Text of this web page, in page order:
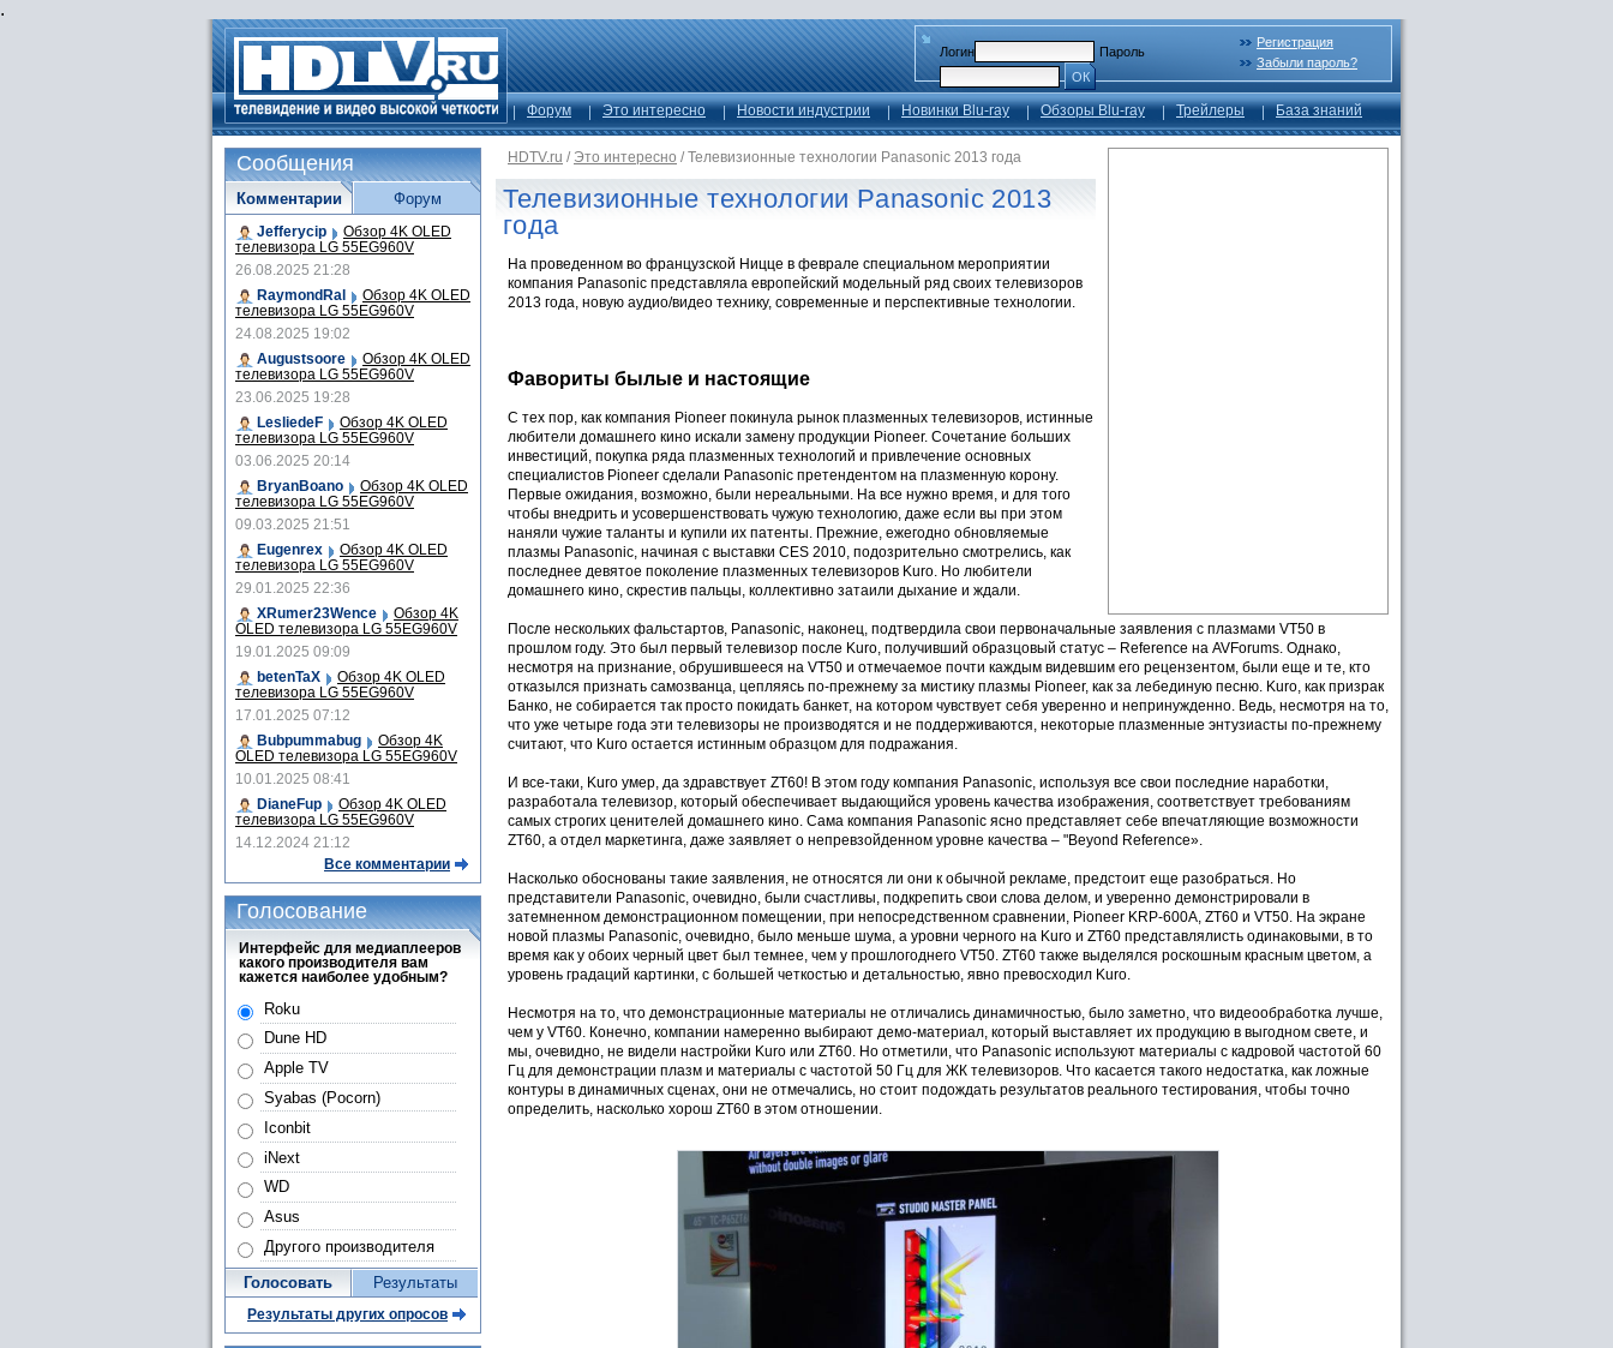
.
Логин
Пароль
ОК
Регистрация
Забыли пароль?
Форум Это интересно Новости индустрии Новинки Blu-ray Обзоры Blu-ray Трейлеры База знаний
HDTV.ru / Это интересно / Телевизионные технологии Panasonic 2013 года
Телевизионные технологии Panasonic 2013
года
На проведенном во французской Ницце в феврале специальном мероприятии
компания Panаsonic представляла европейский модельный ряд своих телевизоров
2013 года, новую аудио/видео технику, современные и перспективные технологии.
Фавориты былые и настоящие
С тех пор, как компания Pioneer покинула рынок плазменных телевизоров, истинные
любители домашнего кино искали замену продукции Pioneer. Cочетание больших
инвестиций, покупка ряда плазменных технологий и привлечение основных
специалистов Pioneer сделали Panasonic претендентом на плазменную корону.
Первые ожидания, возможно, были нереальными. На все нужно время, и для того
чтобы внедрить и усовершенствовать чужую технологию, даже если вы при этом
наняли чужие таланты и купили их патенты. Прежние, ежегодно обновляемые
плазмы Panasonic, начиная с выставки CES 2010, подозрительно смотрелись, как
последнее девятое поколение плазменных телевизоров Kuro. Но любители
домашнего кино, скрестив пальцы, коллективно затаили дыхание и ждали.
После нескольких фальстартов, Panasonic, наконец, подтвердила свои первоначальные заявления с плазмами VT50 в
прошлом году. Это был первый телевизор после Kuro, получивший образцовый статус – Reference на AVForums. Однако,
несмотря на признание, обрушившееся на VT50 и отмечаемое почти каждым видевшим его рецензентом, были еще и те, кто
отказылся признать самозванца, цепляясь по-прежнему за мистику плазмы Pioneer, как за лебединую песню. Kuro, как призрак
Банко, не собирается так просто покидать банкет, на котором чувствует себя уверенно и непринужденно. Ведь, несмотря на то,
что уже четыре года эти телевизоры не производятся и не поддерживаются, некоторые плазменные энтузиасты по-прежнему
считают, что Kuro остается истинным образцом для подражания.
И все-таки, Kuro умер, да здравствует ZT60! В этом году компания Panasonic, используя все свои последние наработки,
разработала телевизор, который обеспечивает выдающийся уровень качества изображения, соответствует требованиям
самых строгих ценителей домашнего кино. Сама компания Panasonic ясно представляет себе впечатляющие возможности
ZT60, а отдел маркетинга, даже заявляет о непревзойденном уровне качества – "Beyond Reference».
Насколько обоснованы такие заявления, не относятся ли они к обычной рекламе, предстоит еще разобраться. Но
представители Panasonic, очевидно, были счастливы, подкрепить свои слова делом, и уверенно демонстрировали в
затемненном демонстрационном помещении, при непосредственном сравнении, Pioneer KRP-600A, ZT60 и VT50. На экране
новой плазмы Panasonic, очевидно, было меньше шума, а уровни черного на Kuro и ZT60 представлялисть одинаковыми, в то
время как у обоих черный цвет был темнее, чем у прошлогоднего VT50. ZT60 также выделялся роскошным красным цветом, а
уровень градаций картинки, с большей четкостью и детальностью, явно превосходил Kuro.
Несмотря на то, что демонстрационные материалы не отличались динамичностью, было заметно, что видеообработка лучше,
чем у VT60. Конечно, компании намеренно выбирают демо-материал, который выставляет их продукцию в выгодном свете, и
мы, очевидно, не видели настройки Kuro или ZT60. Но отметили, что Panasonic используют материалы с кадровой частотой 60
Гц для демонстрации плазм и материалы с частотой 50 Гц для ЖК телевизоров. Что касается такого недостатка, как ложные
контуры в динамичных сценах, они не отмечались, но стоит подождать результатов реального тестирования, чтобы точно
определить, насколько хорош ZT60 в этом отношении.
Сообщения
Комментарии
Jefferycip Обзор 4K OLED
телевизора LG 55EG960V
26.08.2025 21:28
RaymondRal
Обзор 4K OLED
телевизора LG 55EG960V
24.08.2025 19:02
Augustsoore
Обзор 4K OLED
телевизора LG 55EG960V
23.06.2025 19:28
LesliedeF
Обзор 4K OLED
телевизора LG 55EG960V
03.06.2025 20:14
BryanBoano
Обзор 4K OLED
телевизора LG 55EG960V
09.03.2025 21:51
Eugenrex
Обзор 4K OLED
телевизора LG 55EG960V
29.01.2025 22:36
XRumer23Wence
Обзор 4K
OLED телевизора LG 55EG960V
19.01.2025 09:09
betenTaX
Обзор 4K OLED
телевизора LG 55EG960V
17.01.2025 07:12
Bubpummabug
Обзор 4K
OLED телевизора LG 55EG960V
10.01.2025 08:41
DianeFup
Обзор 4K OLED
телевизора LG 55EG960V
14.12.2024 21:12
Все комментарии
Форум
Голосование
Интерфейс для медиаплееров
какого производителя вам
кажется наиболее удобным?
Roku
Dune HD
Apple TV
Syabas (Pocorn)
Iconbit
iNext
WD
Asus
Другого производителя
Голосовать Результаты
Результаты других опросов